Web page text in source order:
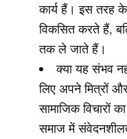
कार्य हैं। इस तरह
विकसित करते हैं,
तक ले जाते हैं।
क्या यह संभव
लिए अपने मित्रों
सामाजिक विचारों
समाज में